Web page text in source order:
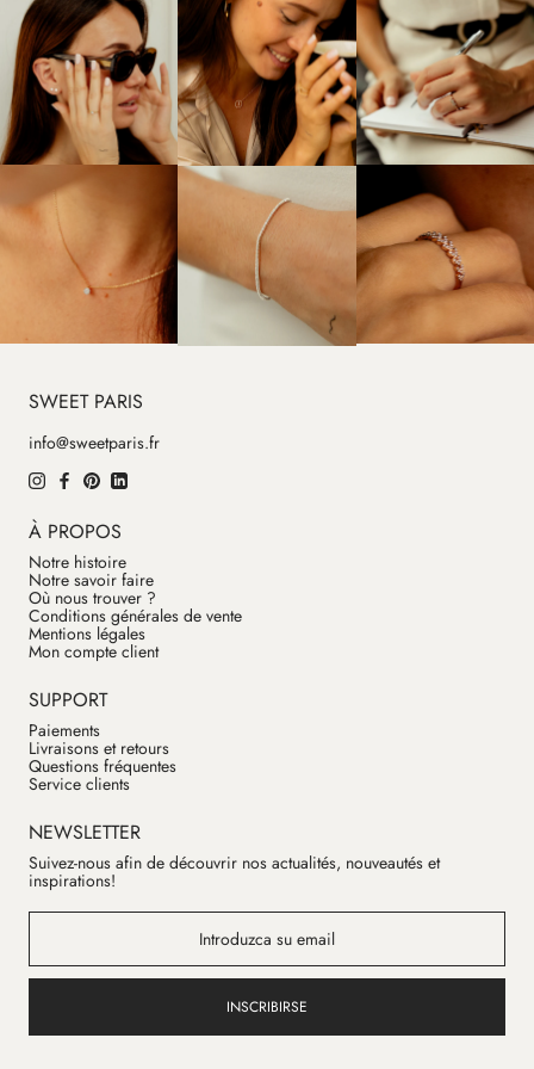
SWEET PARIS
info@sweetparis.fr
À PROPOS
Notre histoire
Notre savoir faire
Où nous trouver ?
Conditions générales de vente
Mentions légales
Mon compte client
SUPPORT
Paiements
Livraisons et retours
Questions fréquentes
Service clients
NEWSLETTER
Suivez-nous afin de découvrir nos actualités, nouveautés et
inspirations!
INSCRIBIRSE